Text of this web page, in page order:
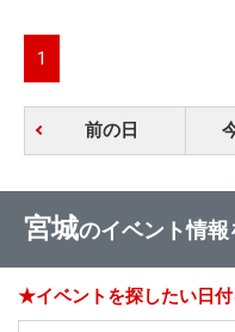
1
前の日
宮城のイベント情報
★イベントを探したい日付